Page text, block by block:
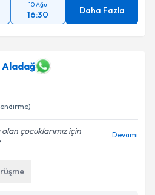
10 Ağu
16:30 Daha Fazla
Aladağ
çocuklarımız için
Devamı